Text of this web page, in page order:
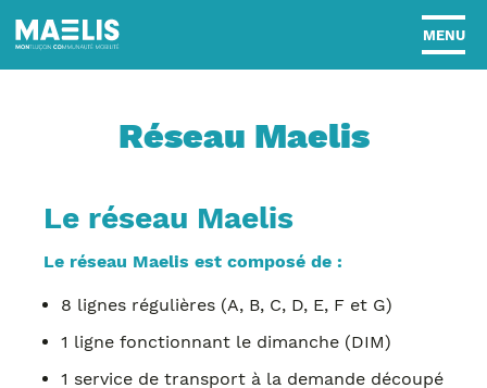
MENU
Réseau Maelis
Le réseau Maelis
Le réseau Maelis est composé de :
8 lignes régulières (A, B, C, D, E, F et G)
1 ligne fonctionnant le dimanche (DIM)
1 service de transport à la demande découpé